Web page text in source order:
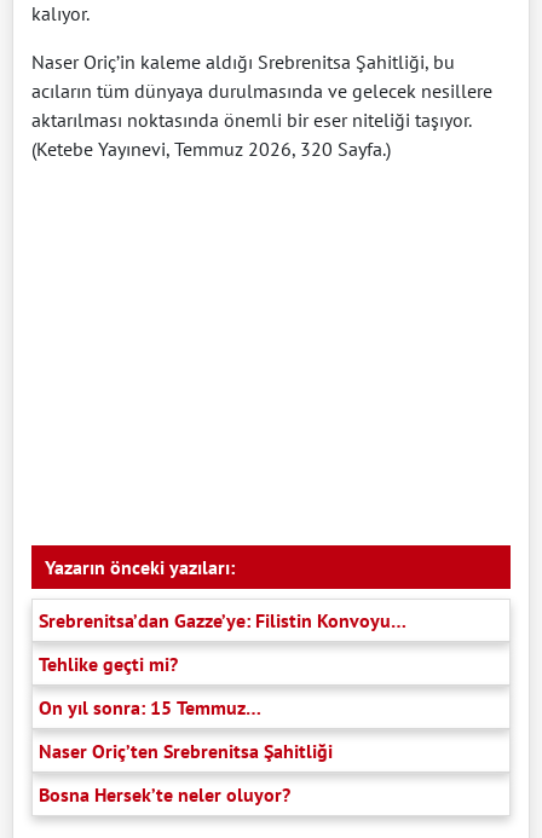
kalıyor.
Naser Oriç’in kaleme aldığı Srebrenitsa Şahitliği, bu
acıların tüm dünyaya durulmasında ve gelecek nesillere
aktarılması noktasında önemli bir eser niteliği taşıyor.
(Ketebe Yayınevi, Temmuz 2026, 320 Sayfa.)
Yazarın önceki yazıları:
Srebrenitsa’dan Gazze’ye: Filistin Konvoyu…
Tehlike geçti mi?
On yıl sonra: 15 Temmuz…
Naser Oriç’ten Srebrenitsa Şahitliği
Bosna Hersek’te neler oluyor?